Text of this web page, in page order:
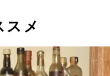
スメ